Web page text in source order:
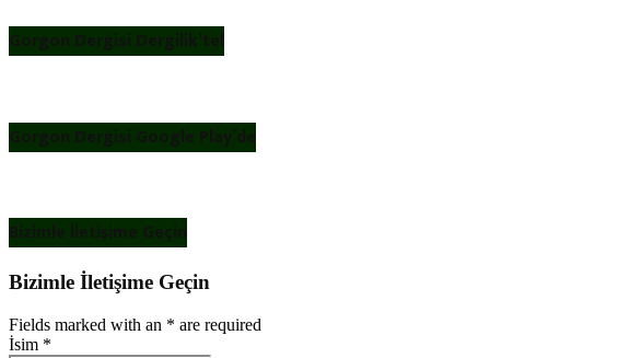
Gorgon Dergisi Dergilik’te!
Gorgon Dergisi Google Play’de
Bizimle İletişime Geçin
Bizimle İletişime Geçin
Fields marked with an * are required
İsim *